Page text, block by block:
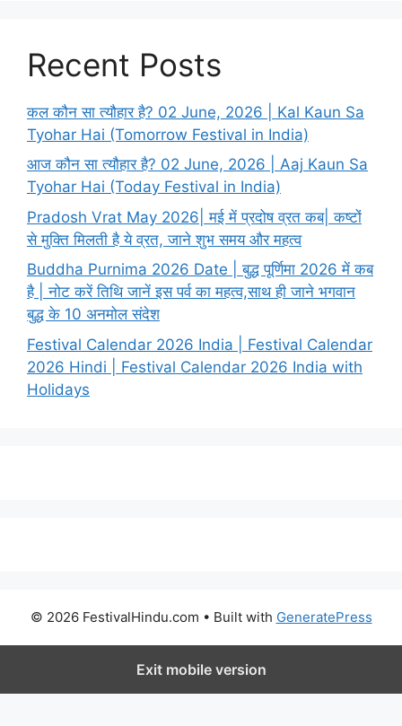
Recent Posts
कल कौन सा त्यौहार है? 02 June, 2026 | Kal Kaun Sa
Tyohar Hai (Tomorrow Festival in India)
आज कौन सा त्यौहार है? 02 June, 2026 | Aaj Kaun Sa
Tyohar Hai (Today Festival in India)
Pradosh Vrat May 2026| मई में प्रदोष व्रत कब| कष्टों
से मुक्ति मिलती है ये व्रत, जाने शुभ समय और महत्व
Buddha Purnima 2026 Date | बुद्ध पूर्णिमा 2026 में कब
है | नोट करें तिथि जानें इस पर्व का महत्व,साथ ही जाने भगवान
बुद्ध के 10 अनमोल संदेश
Festival Calendar 2026 India | Festival Calendar
2026 Hindi | Festival Calendar 2026 India with
Holidays
© 2026 FestivalHindu.com • Built with GeneratePress
Exit mobile version